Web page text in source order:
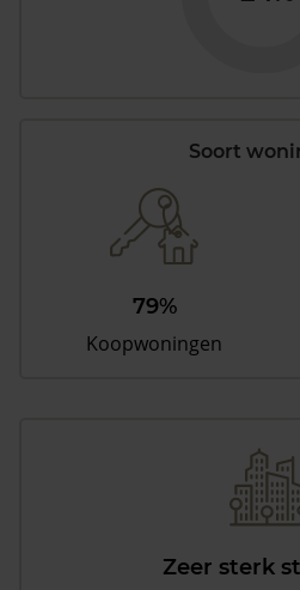
Soort
79%
Koopwoningen
Zeer sterk